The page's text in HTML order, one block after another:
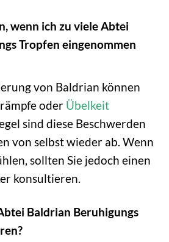
wenn ich zu viele Abtei
Tropfen eingenommen
von Baldrian können
oder Übelkeit
sind diese Beschwerden
von selbst wieder ab. Wenn
sollten Sie jedoch einen
konsultieren.
Baldrian Beruhigungs